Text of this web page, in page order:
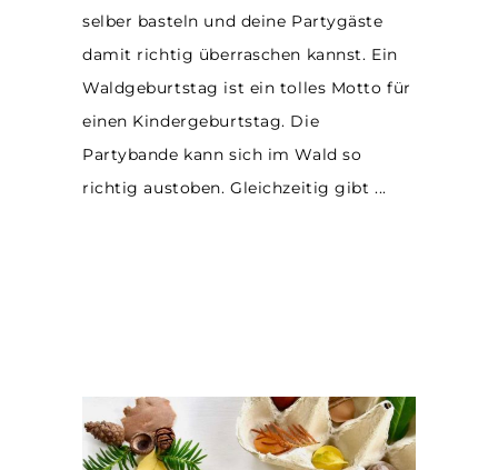
selber basteln und deine Partygäste
damit richtig überraschen kannst. Ein
Waldgeburtstag ist ein tolles Motto für
einen Kindergeburtstag. Die
Partybande kann sich im Wald so
richtig austoben. Gleichzeitig gibt